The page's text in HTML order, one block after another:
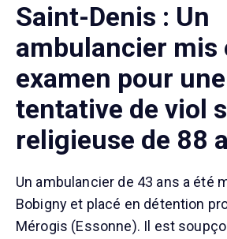
Saint-Denis : Un
ambulancier mis
examen pour une
tentative de viol
religieuse de 88
Un ambulancier de 43 ans a été
Bobigny et placé en détention
Mérogis (Essonne). Il est